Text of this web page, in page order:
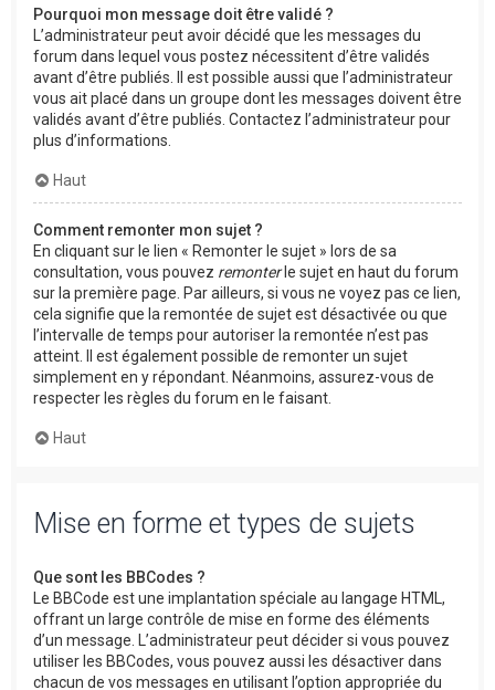
Pourquoi mon message doit être validé ?
L’administrateur peut avoir décidé que les messages du
forum dans lequel vous postez nécessitent d’être validés
avant d’être publiés. Il est possible aussi que l’administrateur
vous ait placé dans un groupe dont les messages doivent être
validés avant d’être publiés. Contactez l’administrateur pour
plus d’informations.
Haut
Comment remonter mon sujet ?
En cliquant sur le lien « Remonter le sujet » lors de sa
consultation, vous pouvez remonterle sujet en haut du forum
sur la première page. Par ailleurs, si vous ne voyez pas ce lien,
cela signifie que la remontée de sujet est désactivée ou que
l’intervalle de temps pour autoriser la remontée n’est pas
atteint. Il est également possible de remonter un sujet
simplement en y répondant. Néanmoins, assurez-vous de
respecter les règles du forum en le faisant.
Haut
Mise en forme et types de sujets
Que sont les BBCodes ?
Le BBCode est une implantation spéciale au langage HTML,
offrant un large contrôle de mise en forme des éléments
d’un message. L’administrateur peut décider si vous pouvez
utiliser les BBCodes, vous pouvez aussi les désactiver dans
chacun de vos messages en utilisant l’option appropriée du